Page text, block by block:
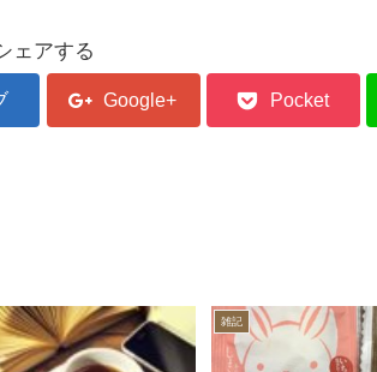
ェアする
Google+ Pocket
雑記